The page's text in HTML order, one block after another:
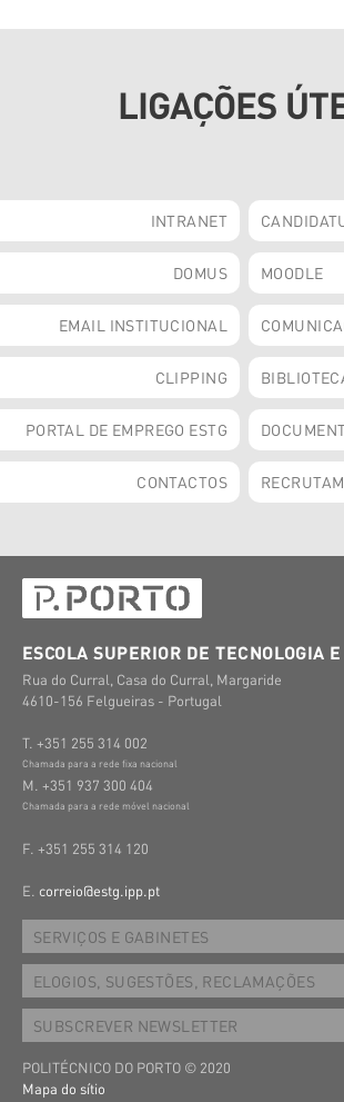
LIGAÇÕES
INTRANET
DOMUS MOODLE
EMAIL INSTITUCIONAL
CLIPPING
PORTAL DE EMPREGO ESTG
CONTACTOS
ESCOLA SUPERIOR DE TECNOLOGIA
Rua do Curral, Casa do Curral, Margaride
4610-156 Felgueiras - Portugal
T. +351 255 314 002
Chamada para a rede fixa nacional
M. +351 937 300 404
Chamada para a rede móvel nacional
F. +351 255 314 120
E. correio@estg.ipp.pt
SERVIÇOS E GABINETES
ELOGIOS, SUGESTÕES, RECLAMAÇÕES
SUBSCREVER NEWSLETTER
POLITÉCNICO DO PORTO © 2020
Mapa do sítio